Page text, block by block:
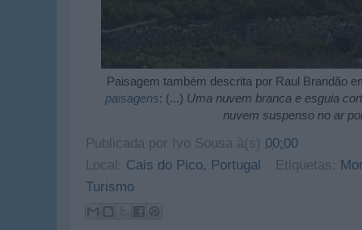
Paisagem também descrita por Raul Brandão
paisagens: (...) Uma nuvem branca e esguia
nuvem suspenso no ar
Publicada por Ivo Sousa à(s) 00:00
Local: Cais do Pico, Portugal Etiquetas:
Turismo